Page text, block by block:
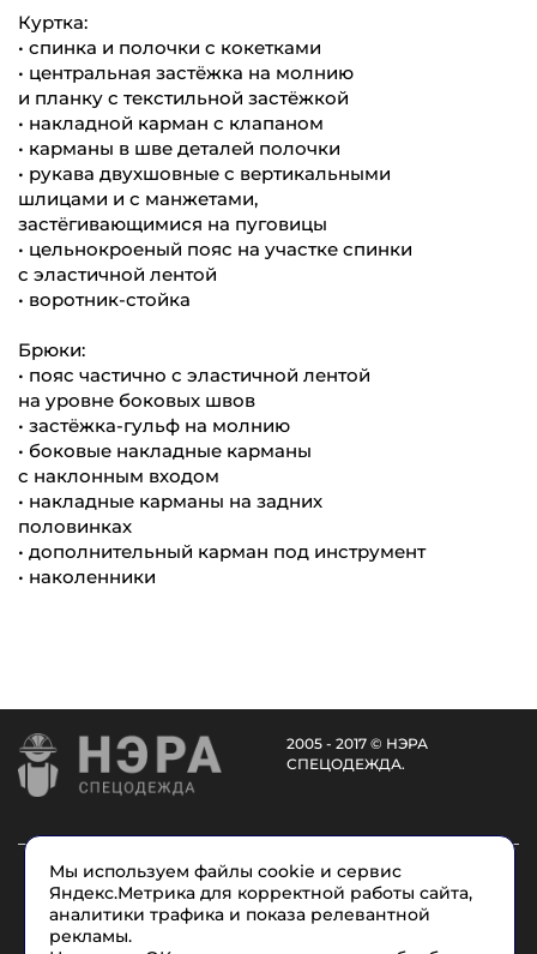
Куртка:
• спинка и полочки с кокетками
• центральная застёжка на молнию
и планку с текстильной застёжкой
• накладной карман с клапаном
• карманы в шве деталей полочки
• рукава двухшовные с вертикальными
шлицами и с манжетами,
застёгивающимися на пуговицы
• цельнокроеный пояс на участке спинки
с эластичной лентой
• воротник-стойка
Брюки:
• пояс частично с эластичной лентой
на уровне боковых швов
• застёжка-гульф на молнию
• боковые накладные карманы
с наклонным входом
• накладные карманы на задних
половинках
• дополнительный карман под инструмент
• наколенники
2005 - 2017 © НЭРА
СПЕЦОДЕЖДА.
Каталог Услуги О компании
Доставка
Размеры
Условные обозначения Контакты
Мы используем файлы cookie и сервис
Яндекс.Метрика для корректной работы сайта,
аналитики трафика и показа релевантной
рекламы.